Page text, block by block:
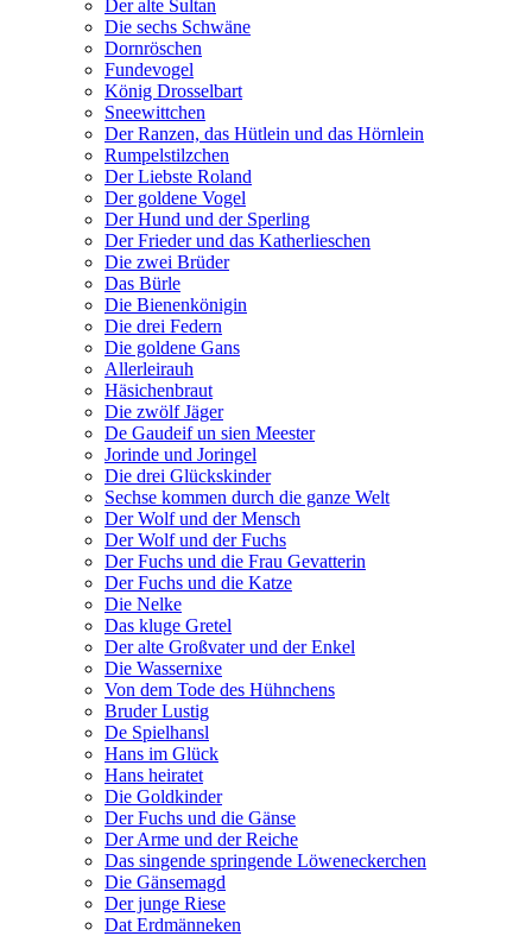
Der alte Sultan
Die sechs Schwäne
Dornröschen
Fundevogel
König Drosselbart
Sneewittchen
Der Ranzen, das Hütlein und das Hörnlein
Rumpelstilzchen
Der Liebste Roland
Der goldene Vogel
Der Hund und der Sperling
Der Frieder und das Katherlieschen
Die zwei Brüder
Das Bürle
Die Bienenkönigin
Die drei Federn
Die goldene Gans
Allerleirauh
Häsichenbraut
Die zwölf Jäger
De Gaudeif un sien Meester
Jorinde und Joringel
Die drei Glückskinder
Sechse kommen durch die ganze Welt
Der Wolf und der Mensch
Der Wolf und der Fuchs
Der Fuchs und die Frau Gevatterin
Der Fuchs und die Katze
Die Nelke
Das kluge Gretel
Der alte Großvater und der Enkel
Die Wassernixe
Von dem Tode des Hühnchens
Bruder Lustig
De Spielhansl
Hans im Glück
Hans heiratet
Die Goldkinder
Der Fuchs und die Gänse
Der Arme und der Reiche
Das singende springende Löweneckerchen
Die Gänsemagd
Der junge Riese
Dat Erdmänneken